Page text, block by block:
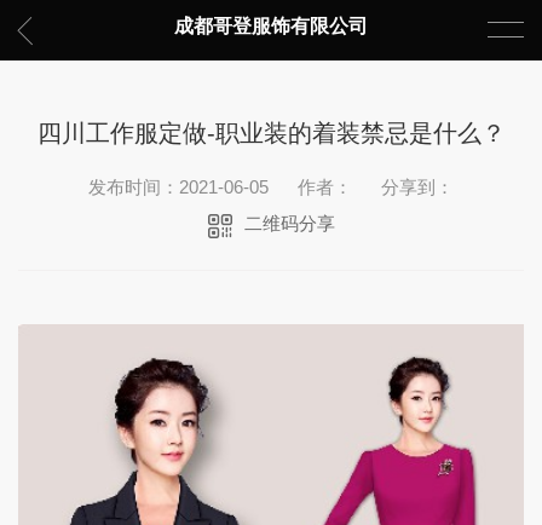
成都哥登服饰有限公司
四川工作服定做-职业装的着装禁忌是什么？
发布时间：2021-06-05 作者：
分享到：
二维码分享